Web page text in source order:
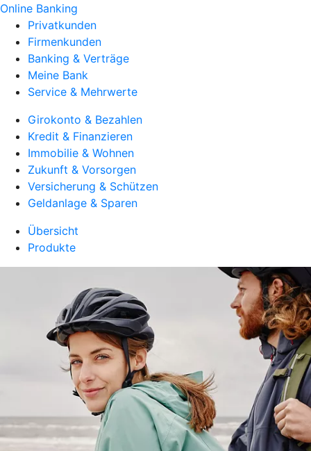
Online Banking
Privatkunden
Firmenkunden
Banking & Verträge
Meine Bank
Service & Mehrwerte
Girokonto & Bezahlen
Kredit & Finanzieren
Immobilie & Wohnen
Zukunft & Vorsorgen
Versicherung & Schützen
Geldanlage & Sparen
Übersicht
Produkte